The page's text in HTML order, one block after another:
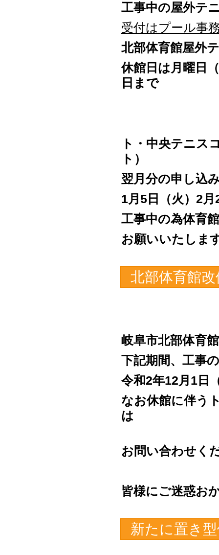
工事中の屋外テ
受付はプール事
北部体育館屋外
休館日は月曜日
ト・中央テニス
ト
翌月分の申し込
1月5日（火）2
工事中の為体育
お願いいたしま
北部体育館
岐阜市北部体育
下記期間、工事
令和2年12月1日
なお休館に伴う
は
お問い合わせ
皆様にご迷惑お
新たに置き